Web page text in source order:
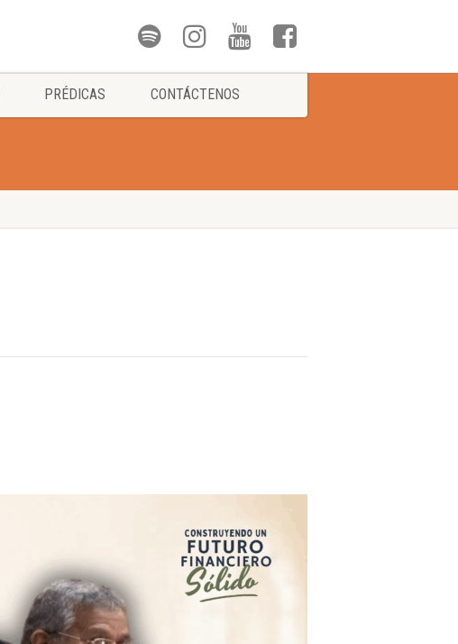
PRÉDICAS CONTÁCTENOS